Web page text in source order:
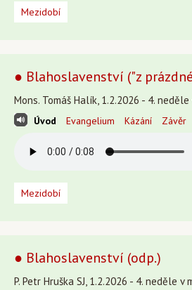
Mezidobí
● Blahoslavenství ("z
Mons. Tomáš Halík, 1.2.2026 - 4.
Úvod Evangelium Kázání Závěr
Mezidobí
● Blahoslavenství (odp.)
P. Petr Hruška SJ, 1.2.2026 - 4. neděle v